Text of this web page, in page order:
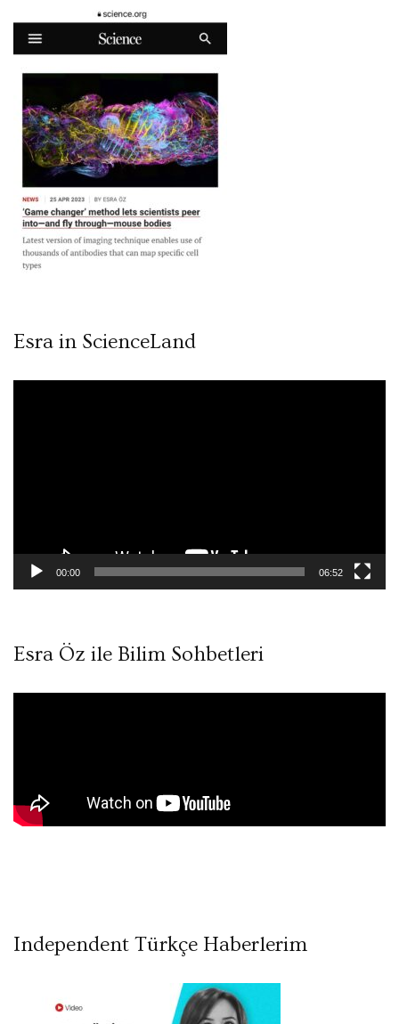
Esra in ScienceLand
00:00 06:52
Esra Öz ile Bilim Sohbetleri
Independent Türkçe Haberlerim